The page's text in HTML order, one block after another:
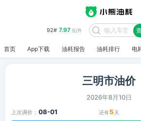
92# 7.97元/升
首页 App下载 油耗报告 油耗排行 电
三明市油价
2026年8月10日
上次调价： 08-01 还有5 天